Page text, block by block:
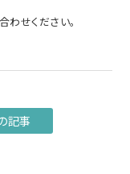
わせください。
記事